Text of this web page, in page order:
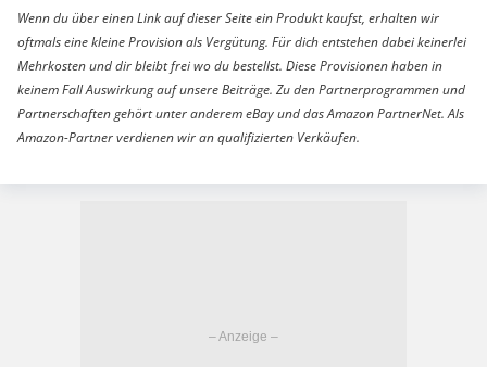
Wenn du über einen Link auf dieser Seite ein Produkt kaufst, erhalten wir
oftmals eine kleine Provision als Vergütung. Für dich entstehen dabei keinerlei
Mehrkosten und dir bleibt frei wo du bestellst. Diese Provisionen haben in
keinem Fall Auswirkung auf unsere Beiträge. Zu den Partnerprogrammen und
Partnerschaften gehört unter anderem eBay und das Amazon PartnerNet. Als
Amazon-Partner verdienen wir an qualifizierten Verkäufen.